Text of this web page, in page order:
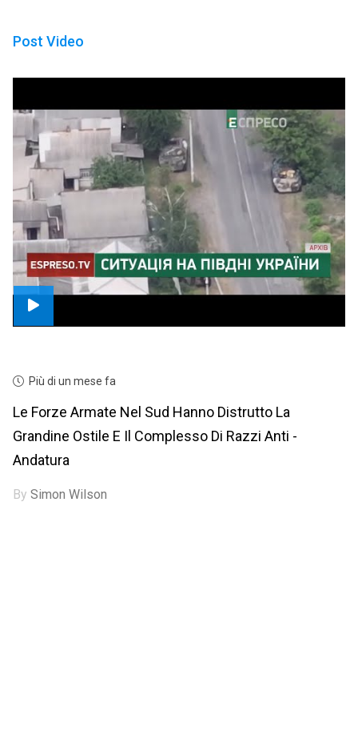
Post Video
Più di un mese fa
Le Forze Armate Nel Sud Hanno Distrutto La
Grandine Ostile E Il Complesso Di Razzi Anti -
Andatura
BySimon Wilson